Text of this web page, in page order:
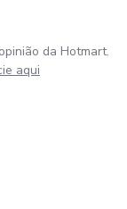
da Hotmart.
aqui